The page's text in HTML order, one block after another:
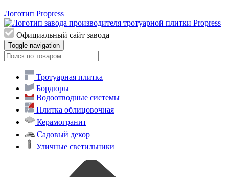
Логотип Propress
Официальный сайт завода
Toggle navigation
Тротуарная плитка
Бордюры
Водоотводные системы
Плитка облицовочная
Керамогранит
Садовый декор
Уличные светильники